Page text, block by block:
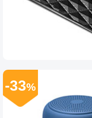
-33%